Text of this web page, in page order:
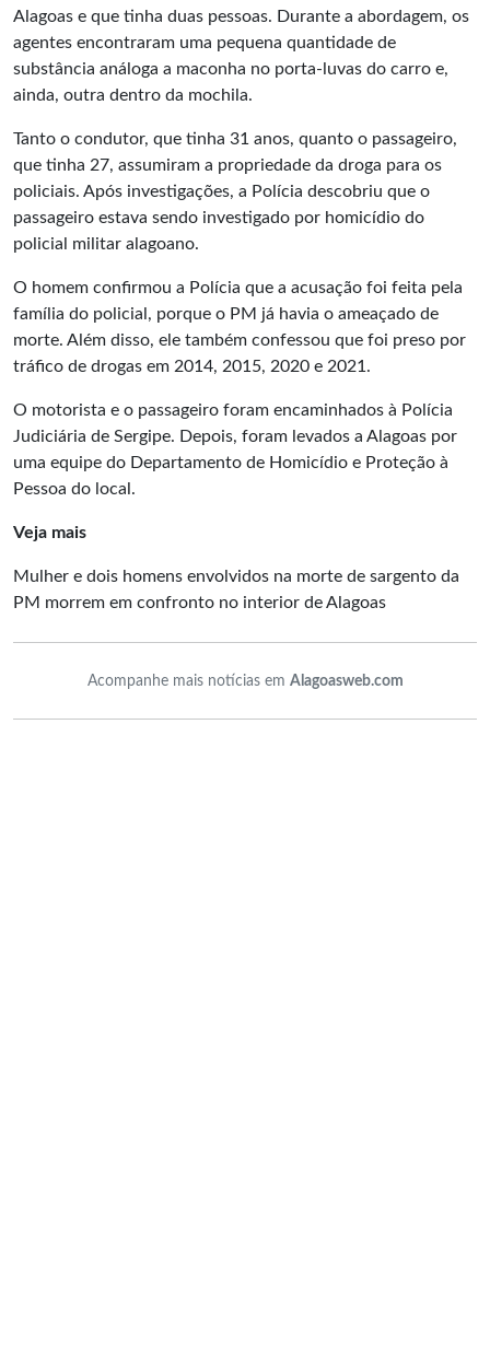
Alagoas e que tinha duas pessoas. Durante a abordagem, os
agentes encontraram uma pequena quantidade de
substância análoga a maconha no porta-luvas do carro e,
ainda, outra dentro da mochila.
Tanto o condutor, que tinha 31 anos, quanto o passageiro,
que tinha 27, assumiram a propriedade da droga para os
policiais. Após investigações, a Polícia descobriu que o
passageiro estava sendo investigado por homicídio do
policial militar alagoano.
O homem confirmou a Polícia que a acusação foi feita pela
família do policial, porque o PM já havia o ameaçado de
morte. Além disso, ele também confessou que foi preso por
tráfico de drogas em 2014, 2015, 2020 e 2021.
O motorista e o passageiro foram encaminhados à Polícia
Judiciária de Sergipe. Depois, foram levados a Alagoas por
uma equipe do Departamento de Homicídio e Proteção à
Pessoa do local.
Veja mais
Mulher e dois homens envolvidos na morte de sargento da
PM morrem em confronto no interior de Alagoas
Acompanhe mais notícias em Alagoasweb.com